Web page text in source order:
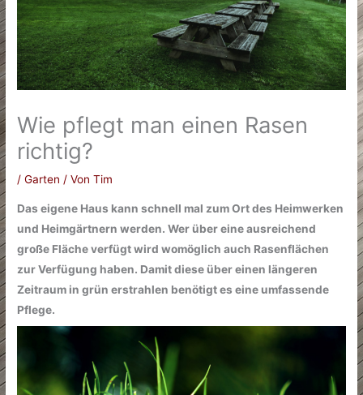
Wie pflegt man einen Rasen
richtig?
/Garten / VonTim
Das eigene Haus kann schnell mal zum Ort des Heimwerken
und Heimgärtnern werden. Wer über eine ausreichend
große Fläche verfügt wird womöglich auch Rasenflächen
zur Verfügung haben. Damit diese über einen längeren
Zeitraum in grün erstrahlen benötigt es eine umfassende
Pflege.